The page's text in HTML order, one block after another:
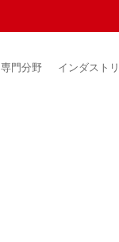
専門分野 インダスト